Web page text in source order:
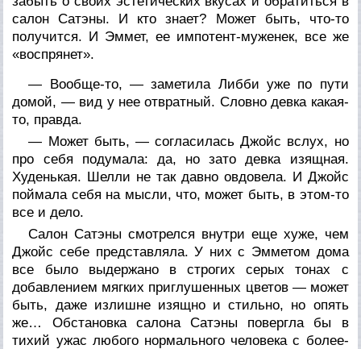
салон Сатэны. И кто знает? Может быть, что-то
получится. И Эммет, ее импотент-муженек, все же
«воспрянет».
— Вообще-то, — заметила Либби уже по пути
домой, — вид у нее отвратный. Словно девка какая-
то, правда.
— Может быть, — согласилась Джойс вслух, но
про себя подумала: да, но зато девка изящная.
Худенькая. Шелли не так давно овдовела. И Джойс
поймала себя на мысли, что, может быть, в этом-то
все и дело.
Салон Сатэны смотрелся внутри еще хуже, чем
Джойс себе представляла. У них с Эмметом дома
все было выдержано в строгих серых тонах с
добавлением мягких приглушенных цветов — может
быть, даже излишне изящно и стильно, но опять
же… Обстановка салона Сатэны повергла бы в
тихий ужас любого нормального человека с более-